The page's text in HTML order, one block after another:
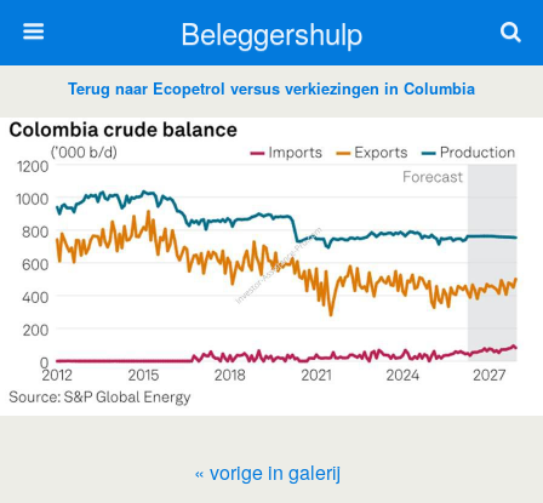
Beleggershulp
Terug naar Ecopetrol versus verkiezingen in Columbia
« vorige in galerij